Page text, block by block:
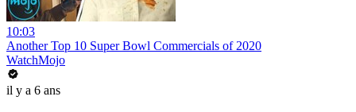
10:03
Another Top 10 Super Bowl Commercials of 2020
WatchMojo
il y a 6 ans